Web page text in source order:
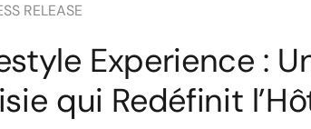
RELEASE
Experience :
qui Redéfinit